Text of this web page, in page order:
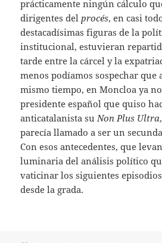
prácticamente ningún cálculo
dirigentes del procés, en casi
destacadísimas figuras de la
institucional, estuvieran
tarde entre la cárcel y la
menos podíamos sospechar que
mismo tiempo, en Moncloa ya
presidente español que quiso
anticatalanista su Non Plus Ultra
parecía llamado a ser un
Con esos antecedentes, que
luminaria del análisis político
vaticinar los siguientes
desde la grada.